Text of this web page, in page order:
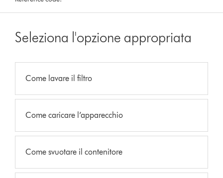
Seleziona l'opzione appropriata
Come lavare il filtro
Come caricare l’apparecchio
Come svuotare il contenitore